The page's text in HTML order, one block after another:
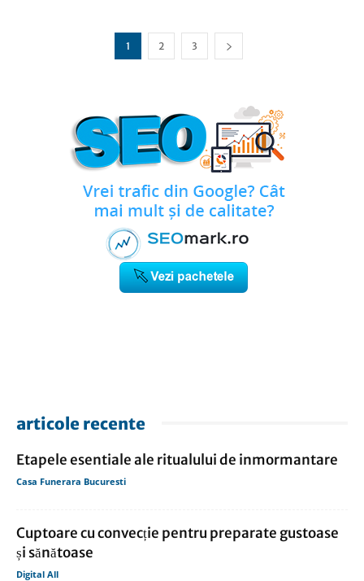
1 2 3
articole recente
Etapele esentiale ale ritualului de inmormantare
Casa Funerara Bucuresti
Cuptoare cu convecție pentru preparate gustoase
și sănătoase
Digital All